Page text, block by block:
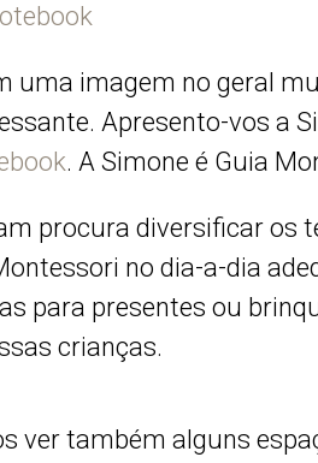
uma imagem no geral
Apresento-vos a
. A Simone é Guia
procura diversificar os
no dia-a-dia
para presentes ou
crianças.
ver também alguns